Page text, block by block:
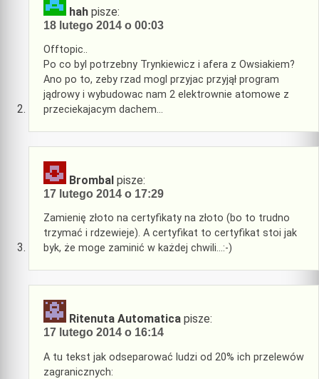
hah pisze:
18 lutego 2014 o 00:03
Offtopic..
Po co byl potrzebny Trynkiewicz i afera z Owsiakiem?
Ano po to, zeby rzad mogl przyjac przyjął program
jądrowy i wybudowac nam 2 elektrownie atomowe z
przeciekajacym dachem…
Brombal pisze:
17 lutego 2014 o 17:29
Zamienię złoto na certyfikaty na złoto (bo to trudno
trzymać i rdzewieje). A certyfikat to certyfikat stoi jak
byk, że moge zaminić w każdej chwili…:-)
Ritenuta Automatica pisze:
17 lutego 2014 o 16:14
A tu tekst jak odseparować ludzi od 20% ich przelewów
zagranicznych: